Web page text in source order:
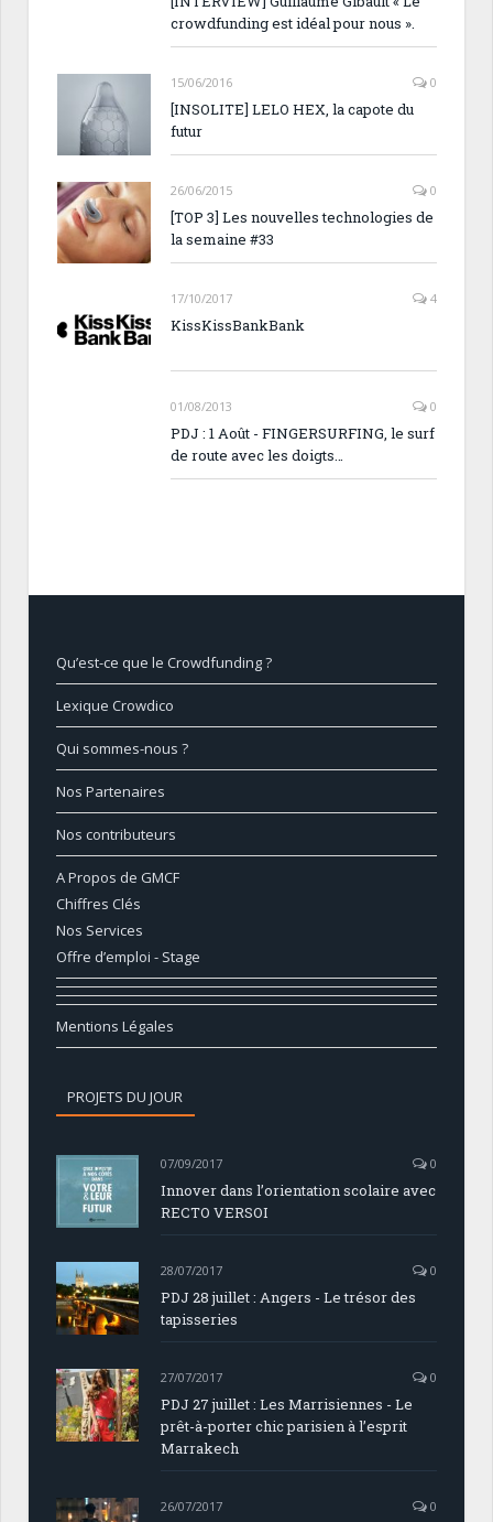
crowdfunding est idéal pour nous ».
15/06/2016 0
[INSOLITE] LELO HEX, la capote du
futur
26/06/2015 0
[TOP 3] Les nouvelles technologies de
la semaine #33
17/10/2017 4
KissKissBankBank
01/08/2013 0
PDJ : 1 Août - FINGERSURFING, le surf
de route avec les doigts…
Qu’est-ce que le Crowdfunding ?
Lexique Crowdico
Qui sommes-nous ?
Nos Partenaires
Nos contributeurs
A Propos de GMCF
Chiffres Clés
Nos Services
Offre d’emploi - Stage
Mentions Légales
PROJETS DU JOUR
07/09/2017 0
Innover dans l’orientation scolaire avec
RECTO VERSOI
28/07/2017 0
PDJ 28 juillet : Angers - Le trésor des
tapisseries
27/07/2017 0
PDJ 27 juillet : Les Marrisiennes - Le
prêt-à-porter chic parisien à l’esprit
Marrakech
26/07/2017 0